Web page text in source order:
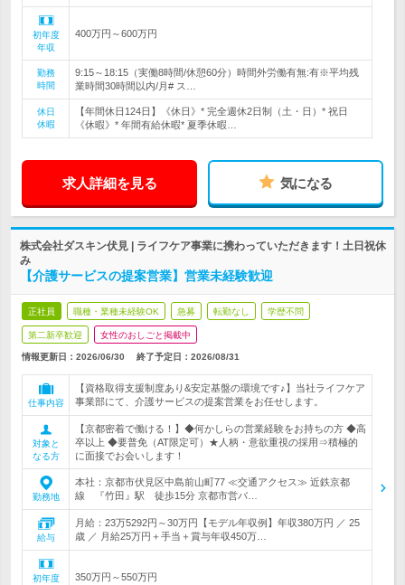
初年度
年収
400万円～600万円
勤務
時間
9:15～18:15（実働8時間/休憩60分）時間外労働有無:有※平均残
業時間30時間以内/月# ス…
休日
休暇
【年間休日124日】《休日》* 完全週休2日制（土・日）* 祝日
《休暇》* 年間有給休暇* 夏季休暇…
求人詳細を見る 気になる
株式会社ダスキン伏見 | ライフケア事業に携わっていただきます！土日祝休
み
【介護サービスの提案営業】営業未経験歓迎
正社員 職種・業種未経験OK 急募 転勤なし 学歴不問
第二新卒歓迎 女性のおしごと掲載中
情報更新日：2026/06/30 終了予定日： 2026/08/31
仕事内容
【資格取得支援制度あり&安定基盤の環境です♪】当社ライフケア
事業部にて、介護サービスの提案営業をお任せします。
対象と
なる方
【京都密着で働ける！】◆何かしらの営業経験をお持ちの方 ◆高
卒以上 ◆要普免（AT限定可）★人柄・意欲重視の採用⇒積極的
に面接でお会いします！
勤務地
本社：京都市伏見区中島前山町77 ≪交通アクセス≫ 近鉄京都
線 『竹田』駅 徒歩15分 京都市営バ…
給与
月給：23万5292円～30万円【モデル年収例】年収380万円 ／ 25
歳 ／ 月給25万円＋手当＋賞与年収450万…
初年度
350万円～550万円